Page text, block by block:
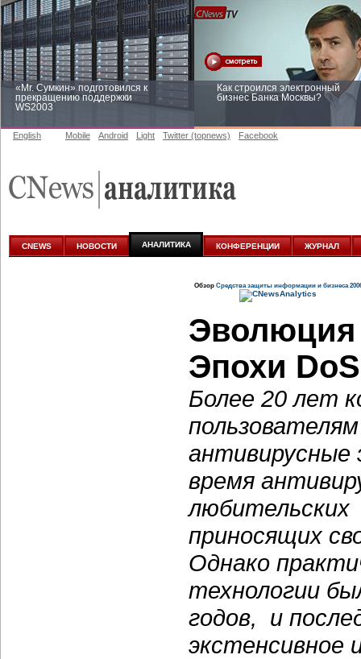
«Mr. Сумкин» подготовился к
прекращению поддержки
WS2003
Как строился электронный
бизнес Банка Москвы?
аналитике
English Mobile Android Light Twitter (topnews) Facebook
CNEWS НОВОСТИ АНАЛИТИКА КОНФЕРЕНЦИИ ЖУРНАЛ
Обзор Средства защиты информации и бизнеса
Эволюция
Эпохи
Более 20 лет
время
любительских
приносящих
Однако
технологии
годов, и
экстенсивное